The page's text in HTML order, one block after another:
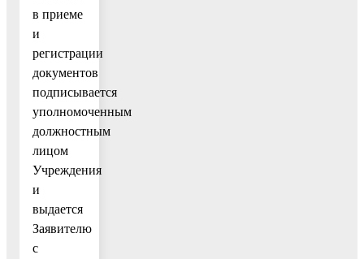
в приеме
и
регистрации
документов
подписывается
уполномоченным
должностным
лицом
Учреждения
и
выдается
Заявителю
с